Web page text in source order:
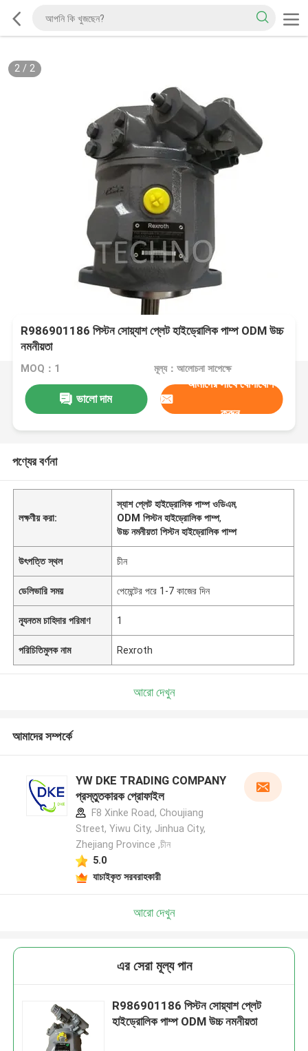
2/ 2
R986901186 পিস্টন সোয়্যাশ প্লেট হাইড্রোলিক পাম্প ODM উচ্চ
নমনীয়তা
MOQ：1 মূল্য：আলোচনা সাপেক্ষে
ভালো দাম
আমাদের সাথে যোগাযোগ
করুন
পণ্যের বর্ণনা
লক্ষণীয় করা:
স্যাশ প্লেট হাইড্রোলিক পাম্প ওডিএম,
ODM পিস্টন হাইড্রোলিক পাম্প,
উচ্চ নমনীয়তা পিস্টন হাইড্রোলিক পাম্প
উৎপত্তি স্থল চীন
ডেলিভারি সময় পেমেন্টের পরে 1-7 কাজের দিন
ন্যূনতম চাহিদার পরিমাণ 1
পরিচিতিমুলক নাম Rexroth
আরো দেখুন
আমাদের সম্পর্কে
YW DKE TRADING COMPANY
প্রস্তুতকারক প্রোফাইল
F8 Xinke Road, Choujiang
Street, Yiwu City, Jinhua City,
Zhejiang Province ,চীন
5.0
যাচাইকৃত সরবরাহকারী
আরো দেখুন
এর সেরা মূল্য পান
R986901186 পিস্টন সোয়্যাশ প্লেট
হাইড্রোলিক পাম্প ODM উচ্চ নমনীয়তা